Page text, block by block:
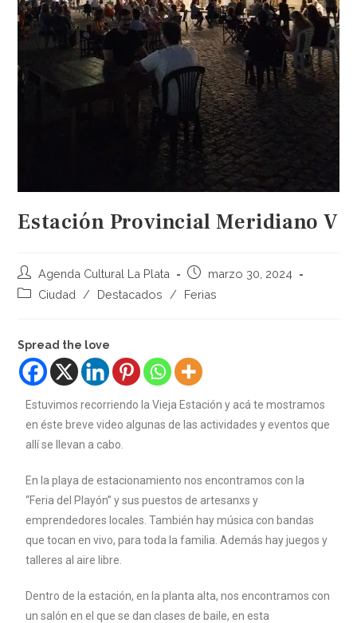
Estación Provincial Meridiano V
Agenda Cultural La Plata
marzo 30, 2024
Ciudad
/ Destacados / Ferias
Spread the love
Estuvimos recorriendo la Vieja Estación y acá te mostramos
en éste breve video algunas de las actividades y eventos que
allí se llevan a cabo.
En la playa de estacionamiento nos encontramos con la
“Feria del Playón” y sus puestos de artesanxs y
emprendedores locales. También hay música con bandas
que tocan en vivo, para toda la familia. Además hay juegos y
talleres al aire libre.
Dentro de la estación, en la planta alta, nos encontramos con
un salón en el que se dan clases de baile, en esta